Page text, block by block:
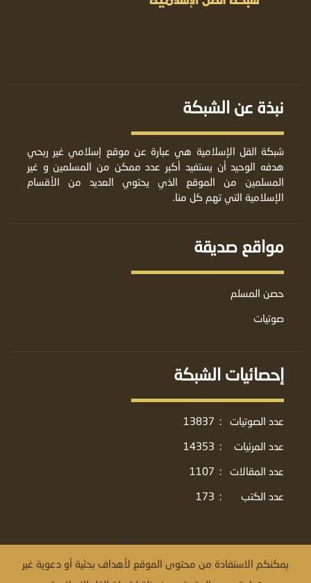
نبذة عن الشبكة
شبكة القل الإسلامية هي عبارة عن موقع إسلامي غير ربحي
هدفه الوحيد أن يستفيد أكبر عدد ممكن من المسلمين و غير
المسلمين من الموقع الذي يحتوي العديد من الأقسام
الإسلامية التي تهم كل منا.
مواقع صديقة
حصن المسلم
صوتيات
إحصائيات الشبكة
عدد الصوتيات :
13837
عدد المرئيات
:
14353
عدد المقالات
:
1107
عدد الكتب
:
173
يمكنكم الاستفادة من محتوى الموقع لأهداف بحثية أو دعوية غير